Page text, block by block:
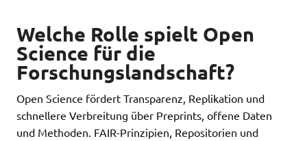
Welche Rolle spielt Open
Science für die
Forschungslandschaft?
Open Science fördert Transparenz, Replikation und
schnellere Verbreitung über Preprints, offene Daten
und Methoden. FAIR-Prinzipien, Repositorien und